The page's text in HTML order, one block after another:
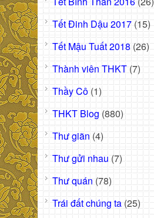
Tết Đinh Dậu 2017 (15)
Tết Mậu Tuất 2018 (26)
Thành viên THKT (7)
Thầy Cô (1)
THKT Blog (880)
Thư giãn (4)
Thư gửi nhau (7)
Thư quán (78)
Trái đất chúng ta (25)